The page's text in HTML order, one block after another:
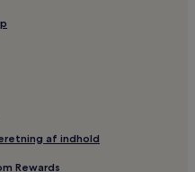
af indhold
Rewards